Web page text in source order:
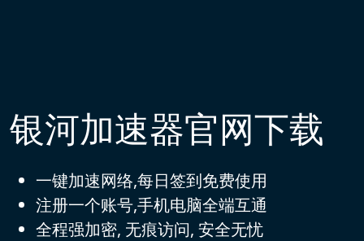
银河加速器官网下载
一键加速网络,每日签到免费使用
注册一个账号,手机电脑全端互通
全程强加密, 无痕访问, 安全无忧